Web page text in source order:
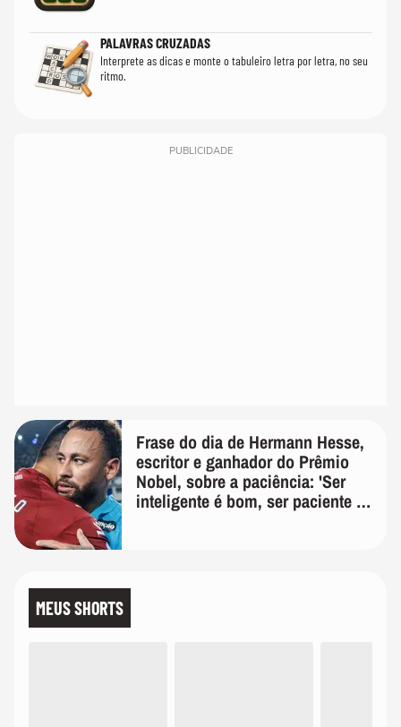
PALAVRAS CRUZADAS
Interprete as dicas e monte o tabuleiro letra por letra, no seu
ritmo.
PUBLICIDADE
Frase do dia de Hermann Hesse,
escritor e ganhador do Prêmio
Nobel, sobre a paciência: 'Ser
inteligente é bom, ser paciente é
MEUS SHORTS